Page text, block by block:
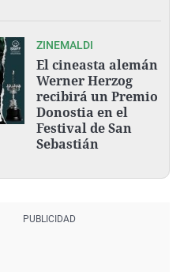
ZINEMALDI
El cineasta alemán
Werner Herzog
recibirá un Premio
Donostia en el
Festival de San
Sebastián